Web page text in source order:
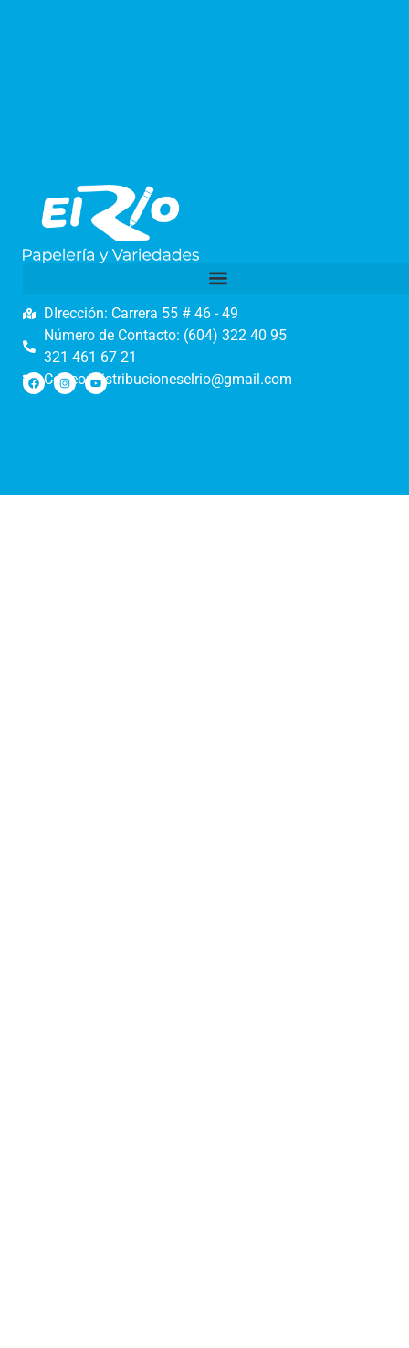
DIrección: Carrera 55 # 46 - 49
Número de Contacto: (604) 322 40 95
321 461 67 21
Correo: distribucioneselrio@gmail.com